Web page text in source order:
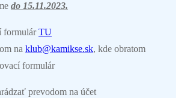
do 15.11.2023.
formulárTU
na klub@kamikse.sk, kde obratom
formulár
prevodom na účet